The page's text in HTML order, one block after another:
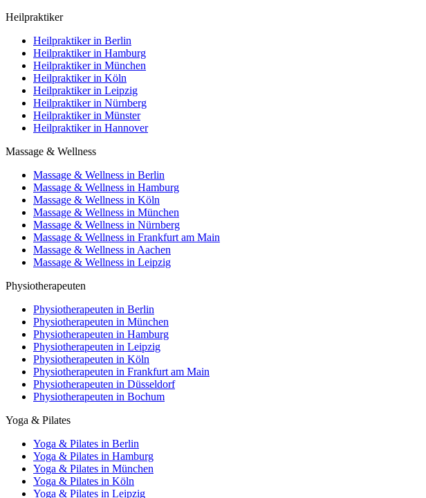
Heilpraktiker
Heilpraktiker in Berlin
Heilpraktiker in Hamburg
Heilpraktiker in München
Heilpraktiker in Köln
Heilpraktiker in Leipzig
Heilpraktiker in Nürnberg
Heilpraktiker in Münster
Heilpraktiker in Hannover
Massage & Wellness
Massage & Wellness in Berlin
Massage & Wellness in Hamburg
Massage & Wellness in Köln
Massage & Wellness in München
Massage & Wellness in Nürnberg
Massage & Wellness in Frankfurt am Main
Massage & Wellness in Aachen
Massage & Wellness in Leipzig
Physiotherapeuten
Physiotherapeuten in Berlin
Physiotherapeuten in München
Physiotherapeuten in Hamburg
Physiotherapeuten in Leipzig
Physiotherapeuten in Köln
Physiotherapeuten in Frankfurt am Main
Physiotherapeuten in Düsseldorf
Physiotherapeuten in Bochum
Yoga & Pilates
Yoga & Pilates in Berlin
Yoga & Pilates in Hamburg
Yoga & Pilates in München
Yoga & Pilates in Köln
Yoga & Pilates in Leipzig